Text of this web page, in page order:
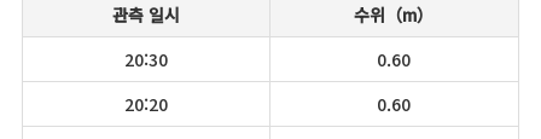
관측 일시
수위（m）
20:30
0.60
20:20
0.60